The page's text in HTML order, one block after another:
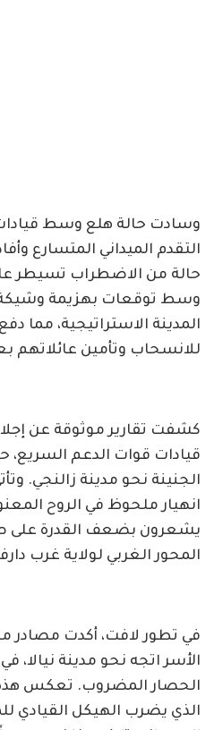
وسادت حالة هلع وسط قيادات
التقدم الميداني المتسارع
حالة من الاضطراب تسيطر
وسط توقعات بهزيمة
المدينة الاستراتيجية، مما
للانسحاب وتأمين عائلاتهم
قيادات قوات الدعم
الجنينة نحو مدينة زالنجي.
انهيار ملحوظ في الروح
يشعرون بضعف القدرة على
المحور الغربي لولاية غرب
​في تطور لافت، أكدت مصادر
الأسر اتجه نحو مدينة
الحصار المضروب. تعكس
الذي يضرب الهيكل القيادي